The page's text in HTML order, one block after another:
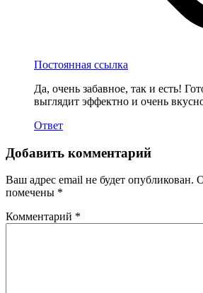
Постоянная ссылка
Да, очень забавное, так и есть!
выглядит эффектно и очень
Ответ
Добавить комментарий
Ваш адрес email не будет опубликован.
помечены *
Комментарий *